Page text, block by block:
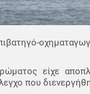
είχε
που